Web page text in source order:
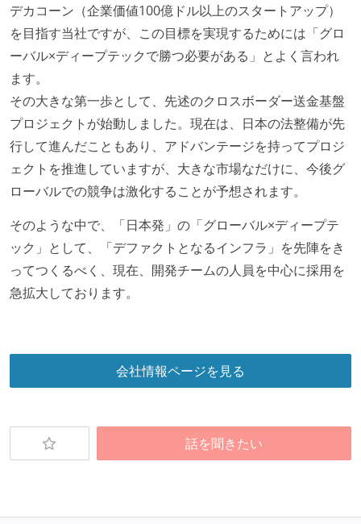
デカコーン（企業価値100億ドル以上のスタートアップ）
を目指す当社ですが、この目標を実現するためには「グロ
ーバル×ディープテックで勝つ必要がある」とよく言われ
ます。
その大きな第一歩として、先述のクロスボーダー送金基盤
プロジェクトが始動しました。現在は、日本の法整備が先
行して進んだこともあり、アドバンテージを持ってプロジ
ェクトを推進していますが、大きな市場なだけに、今後グ
ローバルでの競争は激化することが予想されます。
そのような中で、「日本発」の「グローバル×ディープテ
ック」として、「デファクトとなるインフラ」を先陣をき
ってつくるべく、現在、開発チームの人員を中心に採用を
急拡大しております。
会社情報ページを見る
話を聞きたい